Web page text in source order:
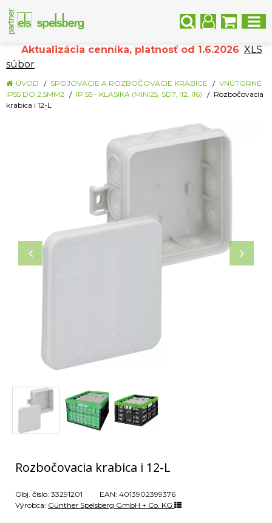
Aktualizácia cenníka, platnosť od 1.6.2026 XLS
súbor
ÚVOD SPOJOVACIE A ROZBOČOVACIE KRABICE
VNÚTORNÉ
IP55 DO 2,5MM2
IP 55 - KLASIKA (MINI25, SD7, I12, I16)
Rozbočovacia
krabica i 12-L
Rozbočovacia krabica i 12-L
Obj. čislo: 33291201 EAN: 4013902399376
Výrobca: Günther Spelsberg GmbH + Co. KG